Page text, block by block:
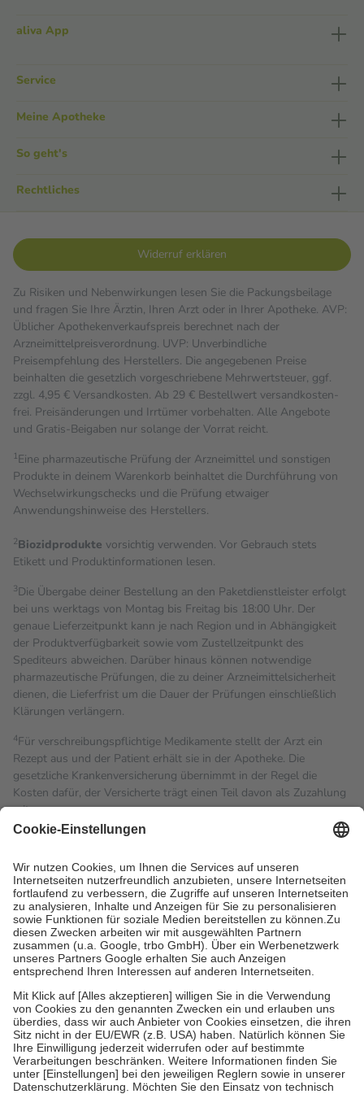
aliva App
Service
Meine Apotheke
So geht's
Rechtliches
Widerruf erklären
Zu Risiken und Nebenwirkungen lesen Sie die Packungsbeilage
und fragen Sie Ihre Ärztin, Ihren Arzt oder in Ihrer Apotheke. AVP:
Üblicher Apothekenverkaufspreis berechnet nach der
Arzneimittelpreisverordnung. UVP: Unverbindliche
Preisempfehlung des Herstellers. Die angegebenen Preise
beinhalten die gesetzlich vorgeschriebene Mehrwertsteuer, ggf.
zzgl. 4,95 € Versandkosten. Ab 29 € Bestell­wert versand­kosten­
frei. Preisänderungen und Irrtümer vorbehalten. Alle Angebote
und Gratis-Beigaben nur solange der Vorrat reicht.
1Eine pharmazeutische Prüfung der Arzneimittel und sonstigen
Produkte in deinem Warenkorb beinhaltet die Durchführung von
Wechselwirkungschecks und die Prüfung etwaiger
Anwendungshinweise des Herstellers.
2Biozidprodukte vorsichtig verwenden. Vor Gebrauch stets
Etikett und Produktinformationen lesen.
3Die Übergabe deiner Bestellung an den Paketdienstleister erfolgt
bei uns werktags von Montag bis Freitag bis 18:00 Uhr. Der
genaue Lieferzeitpunkt kann je nach Region und in Abhängigkeit
der Produktverfügbarkeit sowie vom Zustellzeitpunkt des
Spediteurs abweichen. Darüber hinaus können notwendige
pharmazeutische Prüfungen, die zu deiner Arzneimittelsicherheit
dienen, die Lieferfrist um die Dauer der Prüfungen einschließlich
Klärungen verlängern.
4Für verschreibungspflichtige Medikamente stellt der Arzt ein
Rezept aus und der Patient erhält sie in der Apotheke. Die
gesetzliche Krankenversicherung übernimmt in der Regel die
Kosten dafür, der Versicherte trägt einen Teil davon als Zuzahlung
mit.
Grundsätzlich leisten Mitglieder Zuzahlungen in Höhe von zehn
höchstens zehn Euro.
Es sind jedoch nie mehr als die
tatsächlichen Kosten der Leistung zu entrichten.
Diese Regeln gelten grundsätzlich auch für Online-Apotheken.
Bei Heilmitteln und häuslicher Krankenpflege beträgt die
Zuzahlung zehn Prozent der Kosten sowie zehn Euro je
Verordnung.
Um das Engagement der Versicherten für ihre eigene Gesundheit
zu stärken und die besondere Stellung der Familie zu unterstützen,
fallenkeine Zuzahlungenan bei:
• Kindern und Jugendlichen bis zum vollendeten 18. Lebensjahr
mit Ausnahme der Fahrkosten
• Untersuchungen zur Vorsorge und Früherkennung, die von der
GKV getragen werden
• empfohlenen Schutzimpfungen